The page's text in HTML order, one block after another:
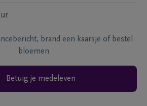
brand een kaarsje of bestel
bloemen
Betuig je medeleven